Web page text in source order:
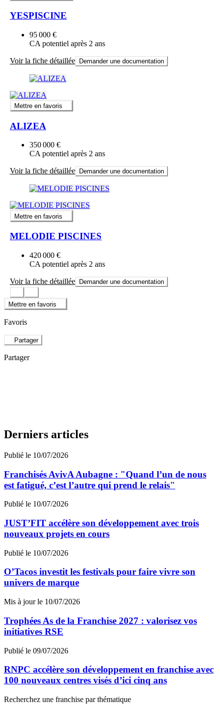
YESPISCINE
95 000 €
CA potentiel après 2 ans
Voir la fiche détaillée Demander une documentation
Mettre en favoris
ALIZEA
350 000 €
CA potentiel après 2 ans
Voir la fiche détaillée Demander une documentation
Mettre en favoris
MELODIE PISCINES
420 000 €
CA potentiel après 2 ans
Voir la fiche détaillée Demander une documentation
Mettre en favoris
Favoris
Partager
Partager
Derniers articles
Publié le 10/07/2026
Franchisés AvivA Aubagne : "Quand l’un de nous
est fatigué, c’est l’autre qui prend le relais"
Publié le 10/07/2026
JUST’FIT accélère son développement avec trois
nouveaux projets en cours
Publié le 10/07/2026
O’Tacos investit les festivals pour faire vivre son
univers de marque
Mis à jour le 10/07/2026
Trophées As de la Franchise 2027 : valorisez vos
initiatives RSE
Publié le 09/07/2026
RNPC accélère son développement en franchise avec
100 nouveaux centres visés d’ici cinq ans
Recherchez une franchise par thématique